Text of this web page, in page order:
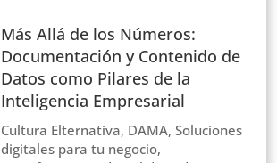
Más Allá de los Números:
Documentación y Contenido de
Datos como Pilares de la
Inteligencia Empresarial
Cultura Elternativa, DAMA, Soluciones
digitales para tu negocio,